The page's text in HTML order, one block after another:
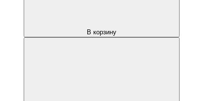
В корзину